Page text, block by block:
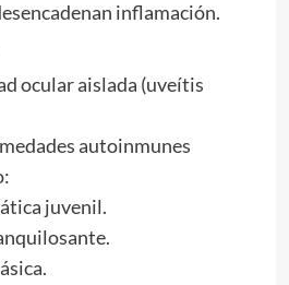
inflamación.
ocular aislada (uveítis
autoinmunes
juvenil.